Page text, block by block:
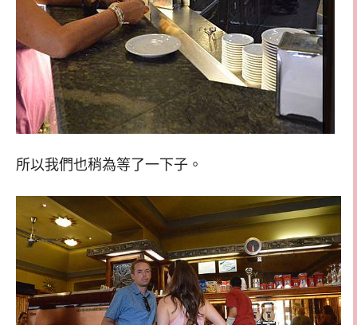
所以我們也稍為等了一下子。